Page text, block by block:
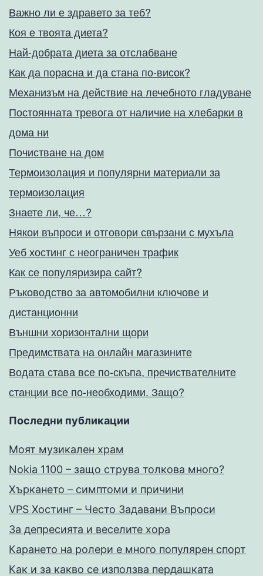
Важно ли е здравето за теб?
Коя е твоята диета?
Най-добрата диета за отслабване
Как да порасна и да стана по-висок?
Механизъм на действие на лечебното гладуване
Постоянната тревога от наличие на хлебарки в
дома ни
Почистване на дом
Термоизолация и популярни материали за
термоизолация
Знаете ли, че…?
Някои въпроси и отговори свързани с мухъла
Уеб хостинг с неограничен трафик
Как се популяризира сайт?
Ръководство за автомобилни ключове и
дистанционни
Външни хоризонтални щори
Предимствата на онлайн магазините
Водата става все по-скъпа, пречиствателните
станции все по-необходими. Защо?
Последни публикации
Моят музикален храм
Nokia 1100 – защо струва толкова много?
Хъркането – симптоми и причини
VPS Хостинг – Често Задавани Въпроси
За депресията и веселите хора
Карането на ролери е много популярен спорт
Как и за какво се използва пердашката